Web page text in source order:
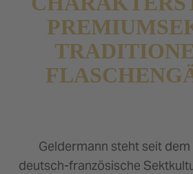
Geldermann steht seit
deutsch-französische